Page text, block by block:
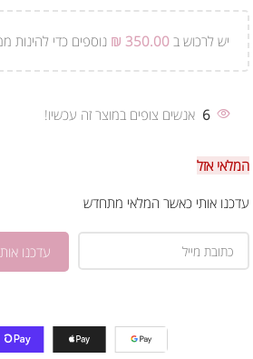
יש לרכוש ב ₪ 350.00 נוספים כדי להינות
6 אנשים צופים במוצר זה עכשיו!
המלאי אזל
עדכנו אותי כאשר המלאי מתחדש